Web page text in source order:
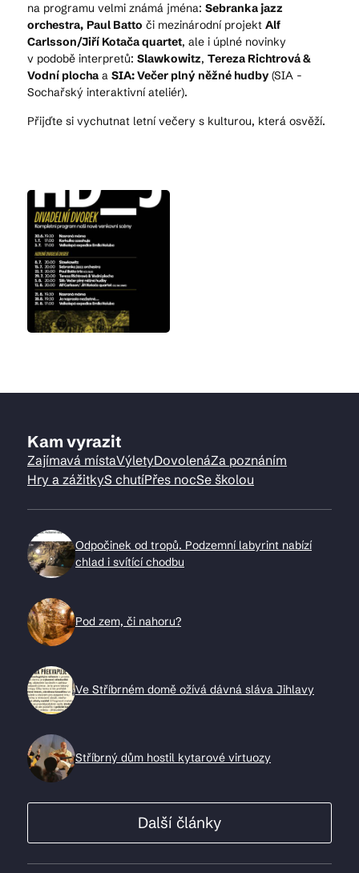
na programu velmi známá jména: Sebranka jazz
orchestra, Paul Batto či mezinárodní projekt Alf
Carlsson/Jiří Kotača quartet, ale i úplné novinky
v podobě interpretů: Slawkowitz, Tereza Richtrová &
Vodní plocha a SIA: Večer plný něžné hudby(SIA -
Sochařský interaktivní ateliér).
Přijďte si vychutnat letní večery s kulturou, která osvěží.
Kam vyrazit
Zajímavá místaVýletyDovolenáZa poznáním
Hry a zážitkyS chutíPřes nocSe školou
Odpočinek od tropů. Podzemní labyrint nabízí
chlad i svítící chodbu
Pod zem, či nahoru?
Ve Stříbrném domě ožívá dávná sláva Jihlavy
Stříbrný dům hostil kytarové virtuozy
Další články